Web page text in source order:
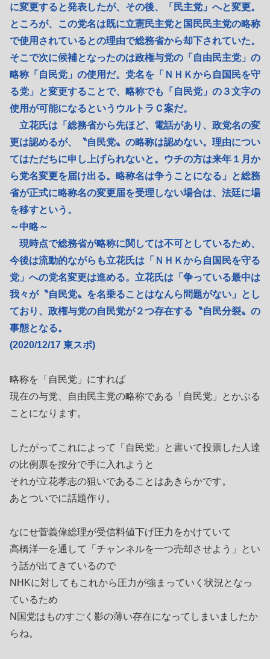
に変更すると発表したが、その後、「民主党」へと変更。
ところが、この党名は既に立憲民主党と国民民主党の略称
で使用されているとの理由で総務省から却下されていた。
そこで次に候補となったのは政権与党の「自由民主党」の
略称「自民党」の使用だ。党名を「ＮＨＫから自国民を守
る党」と変更することで、略称でも「自民党」の３文字の
使用が可能になるというウルトラＣ案だ。
立花氏は「総務省から先ほど、電話があり、政党名の変
更は認めるが、〝自民党〟の略称は認めない。理由につい
てはただちに申し上げられないと。ウチの方は来年１月か
ら党名変更を届け出る。略称名は争うことになる」と総務
省が正式に略称名の変更届を受理しない場合は、法廷に場
を移すという。
～中略～
現時点で総務省が略称に関しては不可としているため、
今後は流動的ながらも立花氏は「ＮＨＫから自国民を守る
党」への党名変更は進める。立花氏は「争っている最中は
我々が〝自民党〟を名乗ることはなんら問題がない」とし
ており、政権与党の自民党が２つ存在する〝自民分裂〟の
事態となる。
(2020/12/17 東スポ)
略称を「自民党」にすれば
現在の与党、自由民主党の略称である「自民党」とかぶる
ことになります。
したがってこれによって「自民党」と書いて投票した人達
の比例票を按分で手に入れようと
それが立花孝志の狙いであることはあきらかです。
あとついでに話題作り。
なにせ菅義偉総理が受信料値下げ圧力をかけていて
高橋洋一を通して「チャンネルを一つ売却させよう」とい
う話が出てきているので
NHKに対してもこれから圧力が強まっていく状況となっ
ているため
N国党はものすごく影の薄い存在になってしまいましたか
らね。